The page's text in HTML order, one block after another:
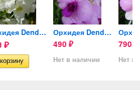
Орхидея Dendrobium Spring...
₽
Орхидея Dendrobium Full...
490 ₽
Нет в наличии
790
Нет в